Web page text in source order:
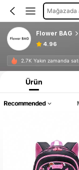
Mağazada
Flower BAG
4.96
2.7K Yakın zamanda
Ürün
Recommended